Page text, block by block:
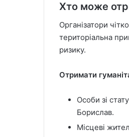
Хто може
Організатори
територіальна
ризику.
Отримати
Особи зі
Борислав.
Місцеві